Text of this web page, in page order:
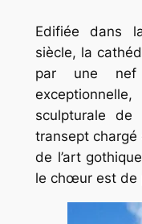
Edifiée dans
siècle, la
par une nef
sculpturale
transept chargé
de l’art
le chœur est de